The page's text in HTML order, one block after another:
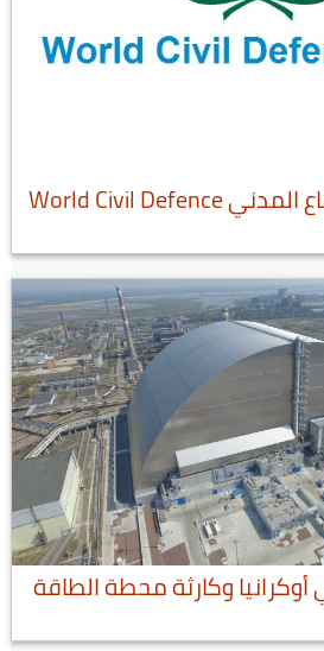
اليوم العالمي للدفاع المدني World Civil Defence
وكارثة محطة الطاقة